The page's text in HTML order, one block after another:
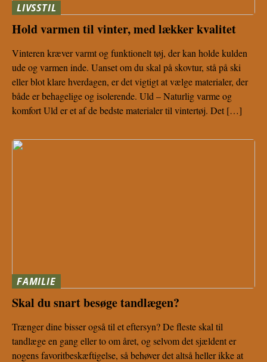
LIVSSTIL
Hold varmen til vinter, med lækker kvalitet
Vinteren kræver varmt og funktionelt tøj, der kan holde kulden
ude og varmen inde. Uanset om du skal på skovtur, stå på ski
eller blot klare hverdagen, er det vigtigt at vælge materialer, der
både er behagelige og isolerende. Uld – Naturlig varme og
komfort Uld er et af de bedste materialer til vintertøj. Det […]
FAMILIE
Skal du snart besøge tandlægen?
Trænger dine bisser også til et eftersyn? De fleste skal til
tandlæge en gang eller to om året, og selvom det sjældent er
nogens favoritbeskæftigelse, så behøver det altså heller ikke at